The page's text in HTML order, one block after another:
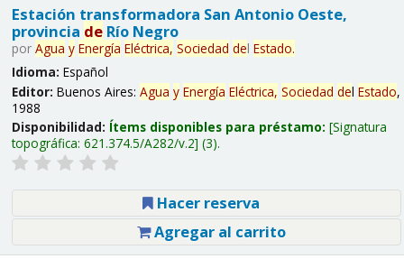
Estación transformadora San Antonio Oeste,
provincia deRío Negro
por Agua y Energía Eléctrica, Sociedad del Estado.
Idioma: Español
Editor: Buenos Aires: Agua y Energía Eléctrica, Sociedad del Estado,
1988
Disponibilidad: Ítems disponibles para préstamo: Signatura
topográfica: 621.374.5/A282/v.2 (3).
Hacer reserva
Agregar al carrito